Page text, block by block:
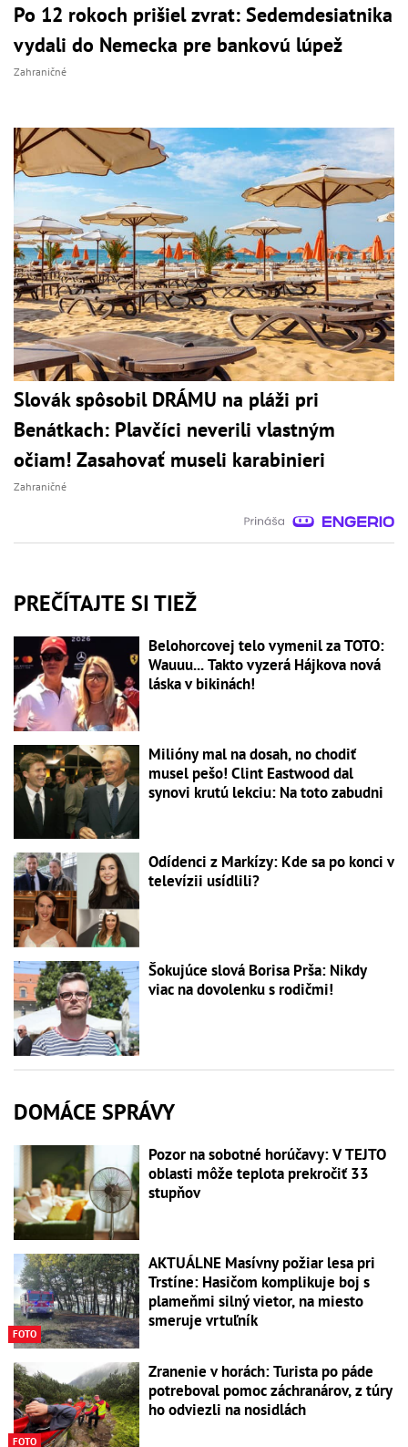
Po 12 rokoch prišiel zvrat: Sedemdesiatnika
vydali do Nemecka pre bankovú lúpež
Zahraničné
Slovák spôsobil DRÁMU na pláži pri
Benátkach: Plavčíci neverili vlastným
očiam! Zasahovať museli karabinieri
Zahraničné
PREČÍTAJTE SI TIEŽ
Belohorcovej telo vymenil za TOTO:
Wauuu... Takto vyzerá Hájkova nová
láska v bikinách!
Milióny mal na dosah, no chodiť
musel pešo! Clint Eastwood dal
synovi krutú lekciu: Na toto zabudni
Odídenci z Markízy: Kde sa po konci v
televízii usídlili?
Šokujúce slová Borisa Prša: Nikdy
viac na dovolenku s rodičmi!
DOMÁCE SPRÁVY
Pozor na sobotné horúčavy: V TEJTO
oblasti môže teplota prekročiť 33
stupňov
FOTO
AKTUÁLNE Masívny požiar lesa pri
Trstíne: Hasičom komplikuje boj s
plameňmi silný vietor, na miesto
smeruje vrtuľník
FOTO
Zranenie v horách: Turista po páde
potreboval pomoc záchranárov, z túry
ho odviezli na nosidlách